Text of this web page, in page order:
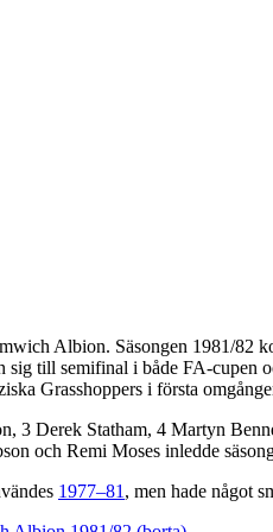
Albion. Säsongen 1981/82
sig till semifinal i både FA-cupen
Grasshoppers i första
3 Derek Statham, 4 Martyn
och Remi Moses inledde
1977–81 , men hade något